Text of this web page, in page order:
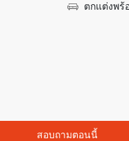
ตกแต่งพร้
สอบถามตอนนี้